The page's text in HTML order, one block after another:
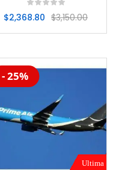
$3,150.00
$2,368.80
-20%
Ultima
- 25%